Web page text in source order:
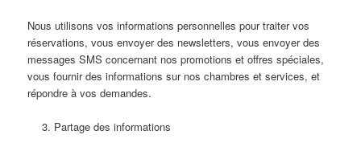
Nous utilisons vos informations personnelles pour traiter vos
réservations, vous envoyer des newsletters, vous envoyer des
messages SMS concernant nos promotions et offres spéciales,
vous fournir des informations sur nos chambres et services, et
répondre à vos demandes.
Partage des informations